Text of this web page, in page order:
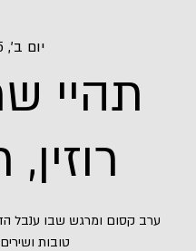
יום ב׳, 15 בדצמ׳
תהיי
ערב קסום ומרגש שבו ענבל
טובות